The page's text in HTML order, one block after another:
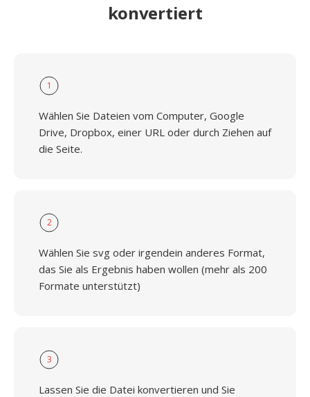
konvertiert
1
Wählen Sie Dateien vom Computer, Google
Drive, Dropbox, einer URL oder durch Ziehen auf
die Seite.
2
Wählen Sie svg oder irgendein anderes Format,
das Sie als Ergebnis haben wollen (mehr als 200
Formate unterstützt)
3
Lassen Sie die Datei konvertieren und Sie